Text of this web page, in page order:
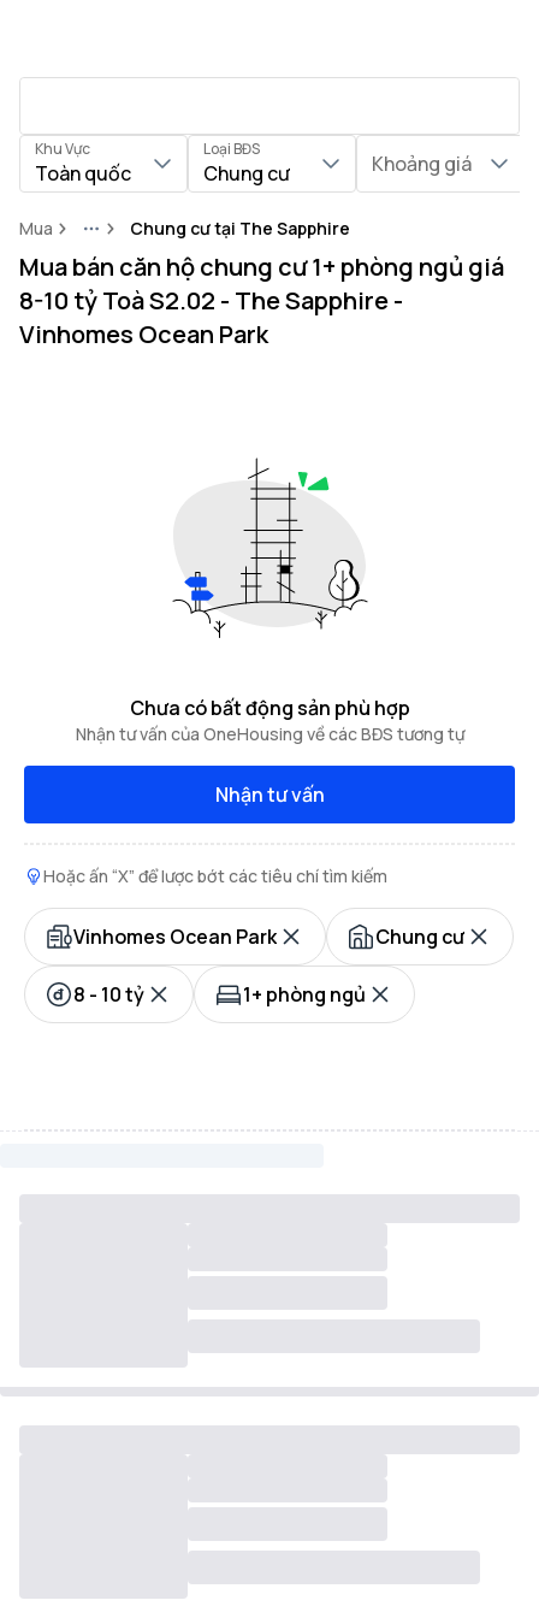
Khu Vực
Toàn quốc
Loại BĐS
Chung cư Khoảng giá
Mua MoreChung cư tại The Sapphire
Mua bán căn hộ chung cư 1+ phòng ngủ giá
8-10 tỷ Toà S2.02 - The Sapphire -
Vinhomes Ocean Park
Chưa có bất động sản phù hợp
Nhận tư vấn của OneHousing về các BĐS tương tự
Nhận tư vấn
Hoặc ấn “X” để lược bớt các tiêu chí tìm kiếm
Vinhomes Ocean Park Chung cư
8 - 10 tỷ 1+ phòng ngủ